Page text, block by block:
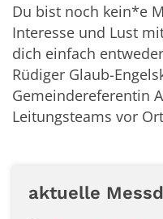
Du bist noch kein*e
Interesse und Lust
dich einfach
Rüdiger Glaub-
Gemeindereferentin
Leitungsteams vor
aktuelle